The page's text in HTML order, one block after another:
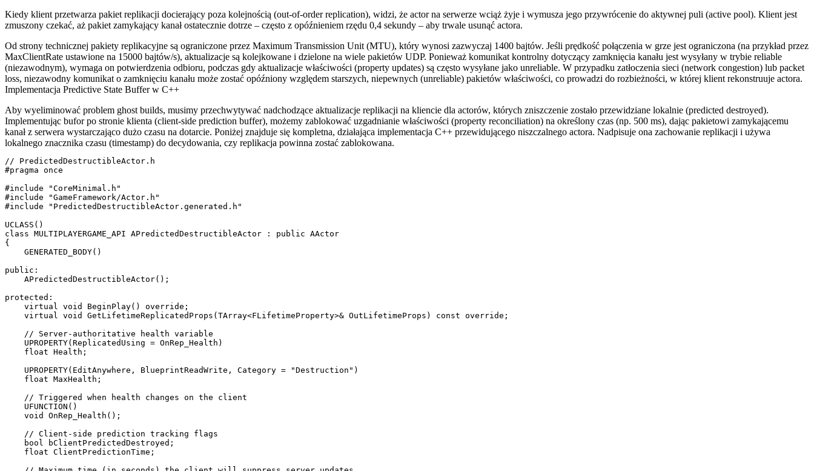
Kiedy klient przetwarza pakiet replikacji docierający poza kolejnością (out-of-order replication), widzi, że actor na serwerze wciąż żyje i wymusza jego przywrócenie do aktywnej puli (active pool). Klient jest
zmuszony czekać, aż pakiet zamykający kanał ostatecznie dotrze – często z opóźnieniem rzędu 0,4 sekundy – aby trwale usunąć actora.
Od strony technicznej pakiety replikacyjne są ograniczone przez Maximum Transmission Unit (MTU), który wynosi zazwyczaj 1400 bajtów. Jeśli prędkość połączenia w grze jest ograniczona (na przykład przez
MaxClientRate ustawione na 15000 bajtów/s), aktualizacje są kolejkowane i dzielone na wiele pakietów UDP. Ponieważ komunikat kontrolny dotyczący zamknięcia kanału jest wysyłany w trybie reliable
(niezawodnym), wymaga on potwierdzenia odbioru, podczas gdy aktualizacje właściwości (property updates) są często wysyłane jako unreliable. W przypadku zatłoczenia sieci (network congestion) lub packet
loss, niezawodny komunikat o zamknięciu kanału może zostać opóźniony względem starszych, niepewnych (unreliable) pakietów właściwości, co prowadzi do rozbieżności, w której klient rekonstruuje actora.
Implementacja Predictive State Buffer w C++
Aby wyeliminować problem ghost builds, musimy przechwytywać nadchodzące aktualizacje replikacji na kliencie dla actorów, których zniszczenie zostało przewidziane lokalnie (predicted destroyed).
Implementując bufor po stronie klienta (client-side prediction buffer), możemy zablokować uzgadnianie właściwości (property reconciliation) na określony czas (np. 500 ms), dając pakietowi zamykającemu
kanał z serwera wystarczająco dużo czasu na dotarcie. Poniżej znajduje się kompletna, działająca implementacja C++ przewidującego niszczalnego actora. Nadpisuje ona zachowanie replikacji i używa
lokalnego znacznika czasu (timestamp) do decydowania, czy replikacja powinna zostać zablokowana.
// PredictedDestructibleActor.h
#pragma once
#include "CoreMinimal.h"
#include "GameFramework/Actor.h"
#include "PredictedDestructibleActor.generated.h"
UCLASS()
class MULTIPLAYERGAME_API APredictedDestructibleActor : public AActor
{
    GENERATED_BODY()
public:
    APredictedDestructibleActor();
protected:
    virtual void BeginPlay() override;
    virtual void GetLifetimeReplicatedProps(TArray<FLifetimeProperty>& OutLifetimeProps) const override;
    // Server-authoritative health variable
    UPROPERTY(ReplicatedUsing = OnRep_Health)
    float Health;
    UPROPERTY(EditAnywhere, BlueprintReadWrite, Category = "Destruction")
    float MaxHealth;
    // Triggered when health changes on the client
    UFUNCTION()
    void OnRep_Health();
    // Client-side prediction tracking flags
    bool bClientPredictedDestroyed;
    float ClientPredictionTime;